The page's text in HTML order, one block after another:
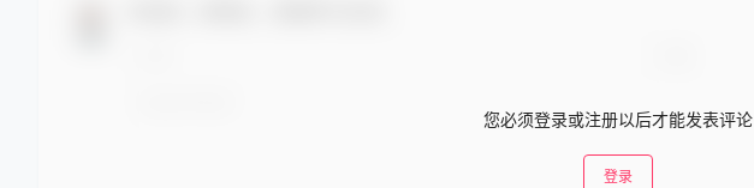
您必须登录或注册以后才能发表评论
登录